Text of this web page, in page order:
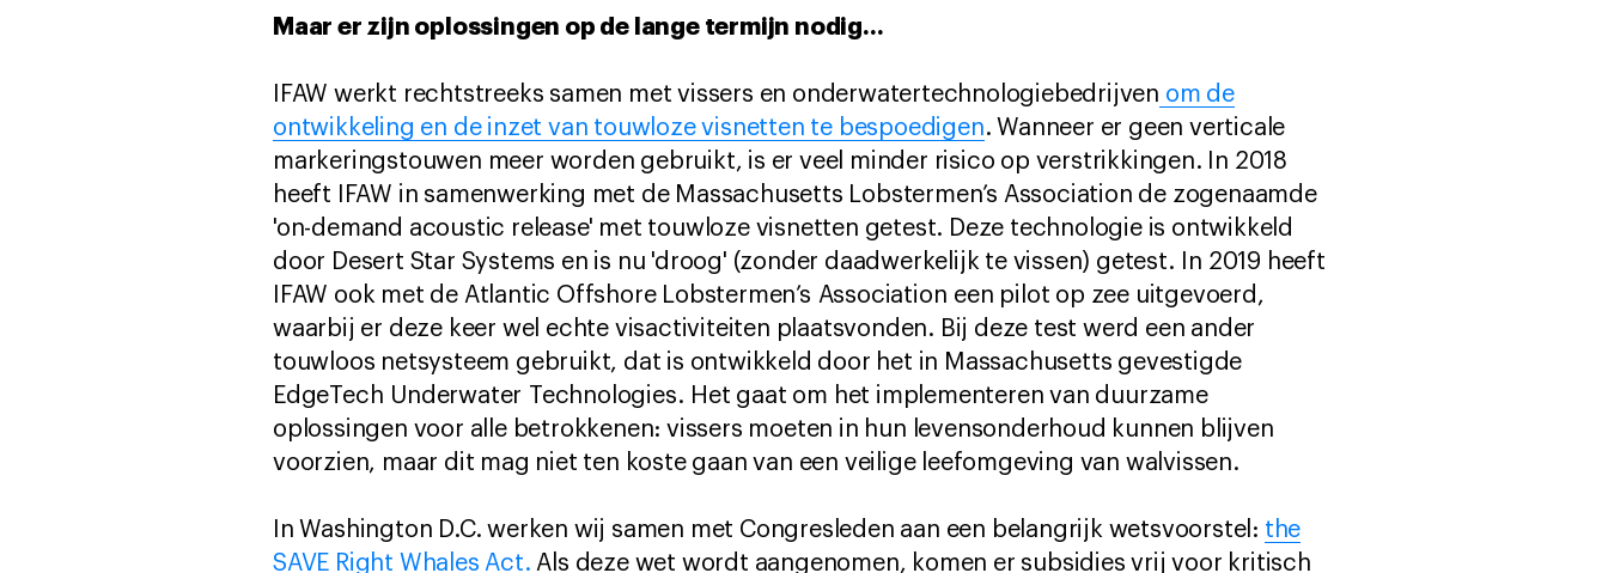
Maar er zijn oplossingen op de lange termijn nodig...
IFAW werkt rechtstreeks samen met vissers en onderwatertechnologiebedrijven om de
ontwikkeling en de inzet van touwloze visnetten te bespoedigen. Wanneer er geen verticale
markeringstouwen meer worden gebruikt, is er veel minder risico op verstrikkingen.
In 2018
heeft IFAW in samenwerking met de Massachusetts Lobstermen’s Association de zogenaamde
'on-demand acoustic release' met touwloze visnetten getest. Deze technologie is ontwikkeld
door Desert Star Systems en is nu 'droog' (zonder daadwerkelijk te vissen) getest. In 2019 heeft
IFAW ook met de Atlantic Offshore Lobstermen’s Association een pilot op zee uitgevoerd,
waarbij er deze keer wel echte visactiviteiten plaatsvonden. Bij deze test werd een ander
touwloos netsysteem gebruikt, dat is ontwikkeld door het in Massachusetts gevestigde
EdgeTech Underwater Technologies. Het gaat om het implementeren van duurzame
oplossingen voor alle betrokkenen: vissers moeten in hun levensonderhoud kunnen blijven
voorzien, maar dit mag niet ten koste gaan van een veilige leefomgeving van walvissen.
In Washington D.C. werken wij samen met Congresleden aan een belangrijk wetsvoorstel: the
SAVE Right Whales Act. Als deze wet wordt aangenomen, komen er subsidies vrij voor kritisch